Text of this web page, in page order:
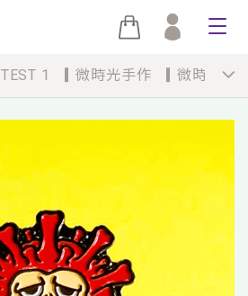
TEST 1 微時光手作 微時光手